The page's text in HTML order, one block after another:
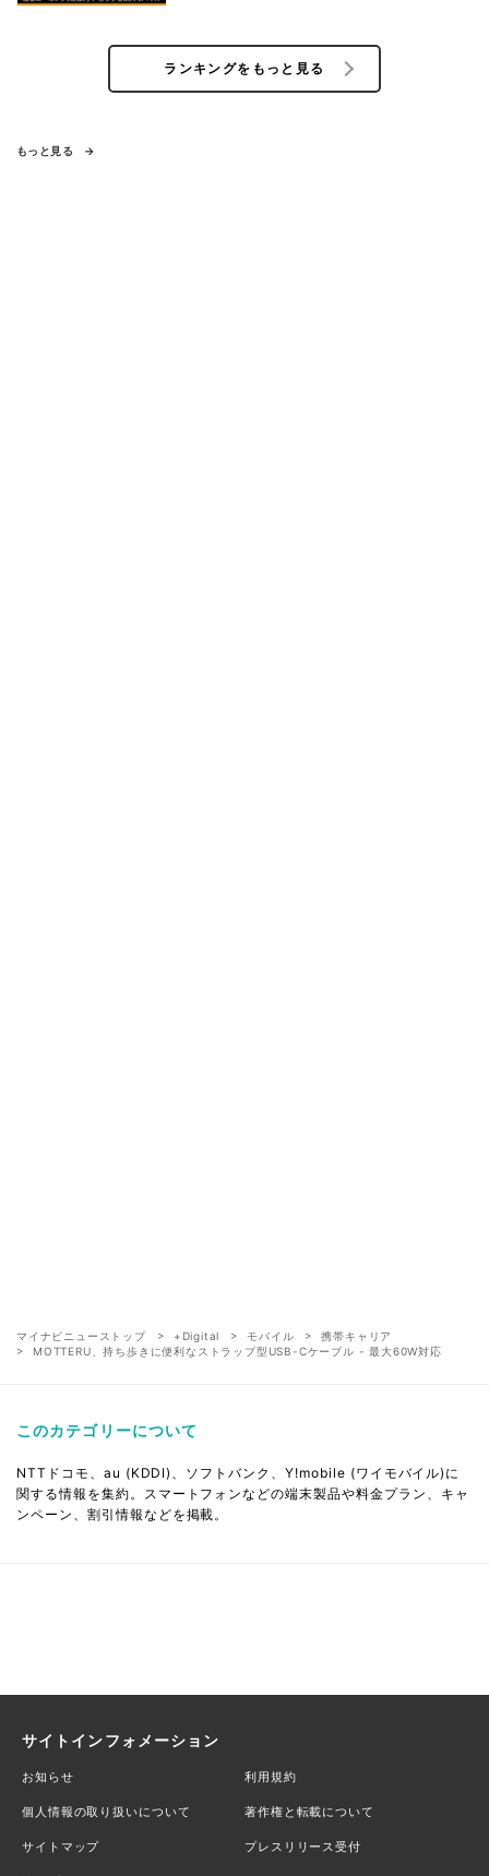
ランキングをもっと見る
もっと見る
マイナビニューストップ +Digital モバイル
携帯キャリア
MOTTERU、持ち歩きに便利なストラップ型USB-Cケーブル - 最大60W対応
このカテゴリーについて
NTTドコモ、au (KDDI)、ソフトバンク、Y!mobile (ワイモバイル)に
関する情報を集約。スマートフォンなどの端末製品や料金プラン、キャ
ンペーン、割引情報などを掲載。
サイトインフォメーション
お知らせ 利用規約
個人情報の取り扱いについて 著作権と転載について
サイトマップ プレスリリース受付